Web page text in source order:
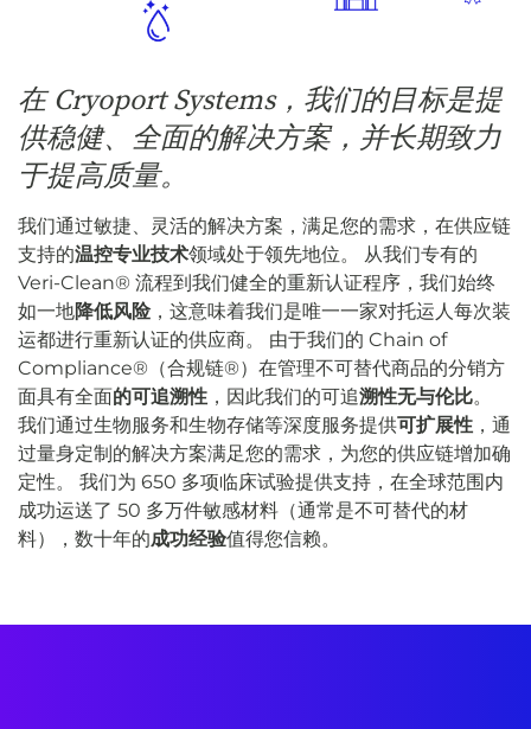
在 Cryoport Systems，我们的目标是提
供稳健、全面的解决方案，并长期致力
于提高质量。
我们通过敏捷、灵活的解决方案，满足您的需求，在供应链
支持的温控专业技术领域处于领先地位。 从我们专有的
Veri-Clean® 流程到我们健全的重新认证程序，我们始终
如一地降低风险，这意味着我们是唯一一家对托运人每次装
运都进行重新认证的供应商。 由于我们的 Chain of
Compliance®（合规链®）在管理不可替代商品的分销方
面具有全面的可追溯性 ，因此我们的可追溯性无与伦比。
我们通过生物服务和生物存储等深度服务提供可扩展性 ，通
过量身定制的解决方案满足您的需求，为您的供应链增加确
定性。 我们为 650 多项临床试验提供支持，在全球范围内
成功运送了 50 多万件敏感材料（通常是不可替代的材
料），数十年的成功经验值得您信赖。